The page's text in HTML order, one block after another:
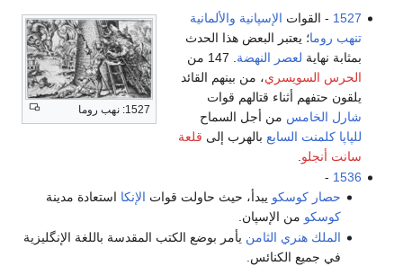
1527: نهب روما
1527 - القوات الإسپانية والألمانية
تنهب روما؛ يعتبر البعض هذا الحدث
بمثابة نهاية لعصر النهضة
الحرس السويسري، من بينهم القائد
يلقون حتفهم أثناء قتالهم قوات
شارل الخامس من أجل السماح
للپاپا كلمنت السابع بالهرب إلى قلعة
سانت أنجلو
1536
-
حصار كوسكو يبدأ، حيث حاولت قوات الإنكا استعادة مدينة
كوسكو من الإسپان.
الملك هنري الثامن يأمر بوضع الكتب المقدسة باللغة الإنگليزية
في جميع الكنائس.